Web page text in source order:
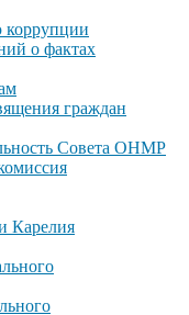
коррупции
о фактах
граждан
Совета ОНМР
Карелия